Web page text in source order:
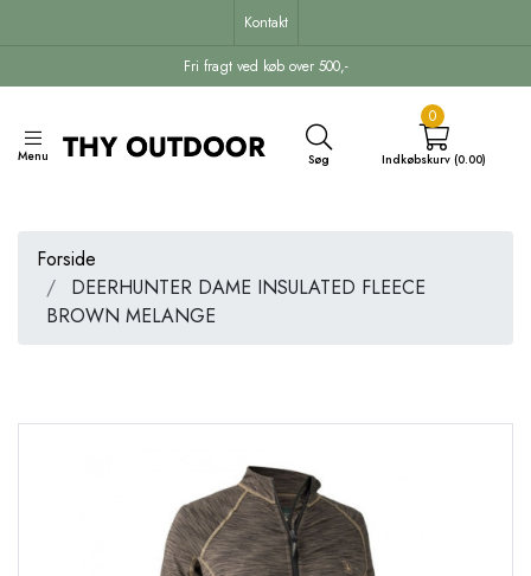
Fri fragt ved køb over 500,-
Kontakt
Menu Søg
0
Indkøbskurv (0.00)
Forside
DEERHUNTER DAME INSULATED FLEECE
BROWN MELANGE